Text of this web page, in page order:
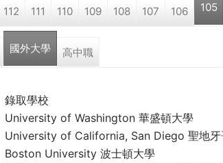
112 111 110 109 108 107 106 105
國外大學 高中職
錄取學校
University of Washington 華盛頓大學
University of California, San Diego 聖地牙
Boston University 波士頓大學